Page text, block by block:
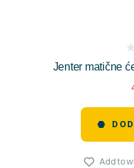
Jenter matične
Add to